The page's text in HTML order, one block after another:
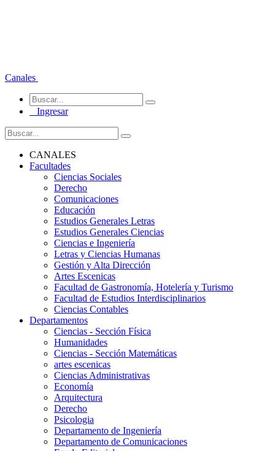
Canales
Ingresar
CANALES
Facultades
Ciencias Sociales
Derecho
Comunicaciones
Educación
Estudios Generales Letras
Estudios Generales Ciencias
Ciencias e Ingeniería
Letras y Ciencias Humanas
Gestión y Alta Dirección
Artes Escenicas
Facultad de Gastronomía, Hotelería y Turismo
Facultad de Estudios Interdisciplinarios
Ciencias Contables
Departamentos
Ciencias - Sección Física
Humanidades
Ciencias - Sección Matemáticas
artes escenicas
Ciencias Administrativas
Economía
Arquitectura
Derecho
Psicologia
Departamento de Ingeniería
Departamento de Comunicaciones